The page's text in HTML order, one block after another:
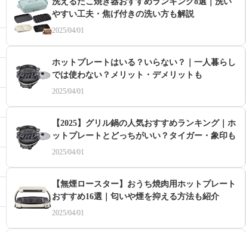
やすい工夫・焦げ付きの洗い方も解説
2025/04/01
ホットプレートはいる？いらない？｜一人暮らし
では使わない？メリット・デメリットも
2025/04/01
【2025】グリル鍋の人気おすすめランキング｜ホ
ットプレートとどっちがいい？タイガー・象印も
2025/04/01
【無煙ロースター】おうち焼肉用ホットプレート
おすすめ16選｜匂いや煙を抑える方法も紹介
2025/04/01